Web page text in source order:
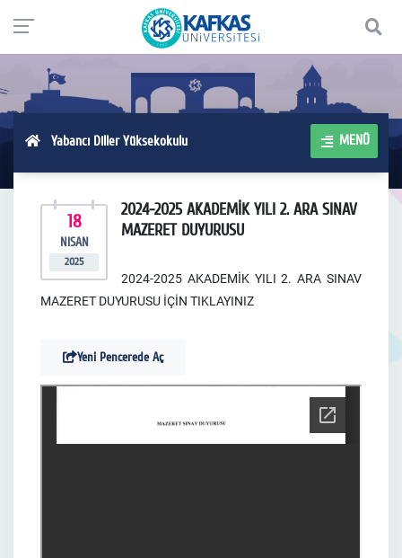
Yabancı Diller Yüksekokulu MENÜ
18
NISAN
2025
2024-2025 AKADEMİK YILI 2. ARA SINAV
MAZERET DUYURUSU
2024-2025 AKADEMİK YILI 2. ARA SINAV
MAZERET DUYURUSU İÇİN TIKLAYINIZ
Yeni Pencerede Aç